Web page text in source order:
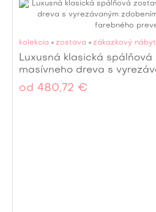
kolekcia zostava zákazkový
Luxusná klasická
masívneho dreva s
možnosťou výberu
od 480,72 €